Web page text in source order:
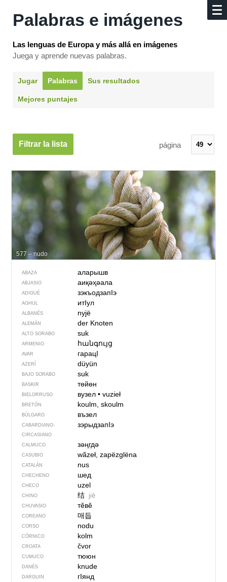
Palabras e imágenes
Las lenguas de Europa y más allá en imágenes
Juega y aprende nuevas palabras.
Jugar Palabras Sus resultados
Mejores puntajes
Filtrar la lista página
577 – nudo
ABAZA аларышв
ABJASIO аиқәҳәала
ADIGUÉ зэкъодзапIэ
AGHUL итIул
ALBANÉS nyjë
ALEMÁN der Knoten
ALTO SORABO suk
ARMENIO հանգույց
AVAR гарацI
AZERÍ düyün
BAJO SORABO suk
BASKIR төйөн
BIELORRUSO вузел• vuzieł
BRETÓN koulm, skoulm
BÚLGARO възел
CABARDIANO-
CIRCASIANO
зэрыдзапIэ
CALMUCO зәңгдә
CASUBIO wãzeł, zapëzglëna
CATALÁN nus
CHECHENO шед
CHECO uzel
CHINO 结 jiē
CHUVASIO тӗвӗ
COREANO 매듭
CORSO nodu
CÓRNICO kolm
CROATA čvor
CUMUCO тююн
DANÉS knude
DARGUIN гIянд